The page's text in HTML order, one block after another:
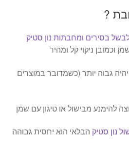
?
בסירים ומחבתות נון סטיק
וכמובן ניקוי קל ומהיר
גבוה יותר (כשמדובר במוצרים
להימנע מבישול או טיגון עם שמן
נון סטיק הבלאי הוא יחסית גבוהה